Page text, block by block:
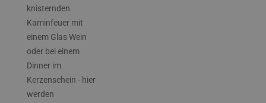
knisternden
Kaminfeuer mit
einem Glas Wein
oder bei einem
Dinner im
Kerzenschein - hier
werden